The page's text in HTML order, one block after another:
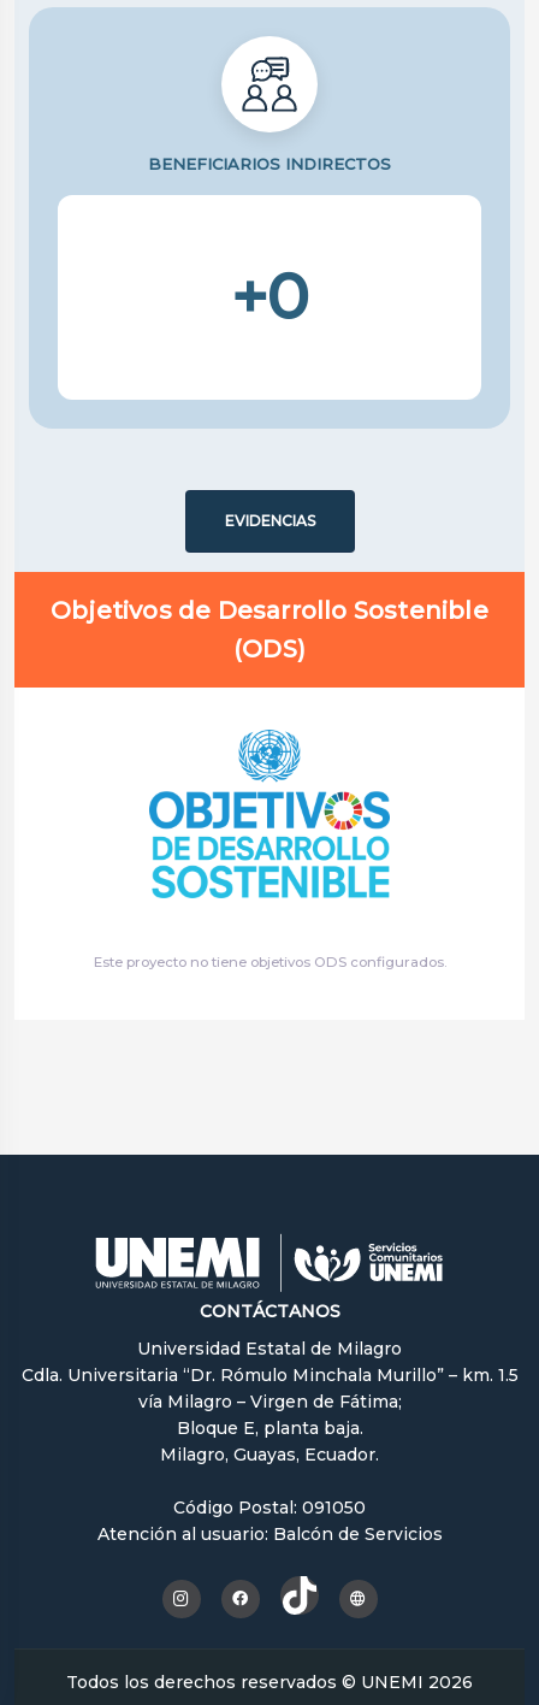
BENEFICIARIOS INDIRECTOS
+0
EVIDENCIAS
Objetivos de Desarrollo Sostenible
(ODS)
Este proyecto no tiene objetivos ODS configurados.
CONTÁCTANOS
Universidad Estatal de Milagro
Cdla. Universitaria “Dr. Rómulo Minchala Murillo” – km. 1.5
vía Milagro – Virgen de Fátima;
Bloque E, planta baja.
Milagro, Guayas, Ecuador.
Código Postal: 091050
Atención al usuario: Balcón de Servicios
Todos los derechos reservados © UNEMI 2026